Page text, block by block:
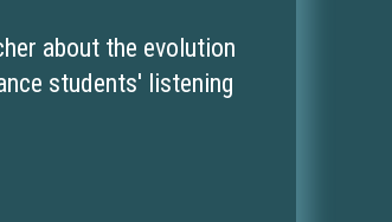
about the evolution
students' listening